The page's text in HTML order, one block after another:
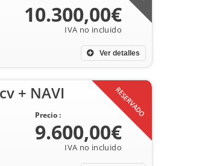
Ver detalles
10.300,00€
RESERVADO
+ NAVI
Precio :
9.600,00€